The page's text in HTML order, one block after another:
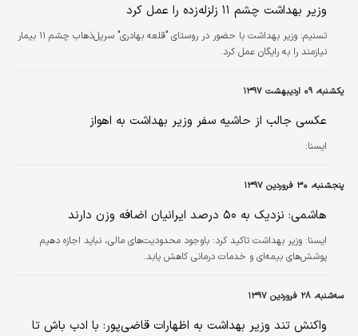
وزیر بهداشت چشم ۱۱ زلزله‌زده را عمل کرد
تسنیم:
وزیر بهداشت با حضور در روستای "قلعه بهادری" سرپل‌ذهاب چشم ۱۱ بیمار
نیازمند را به رایگان عمل کرد.
یکشنبه، ۰۹ اردیبهشت ۱۳۹۷
عکسی جالب از حاشیه سفر وزیر بهداشت به اهواز
ايسنا:
پنجشنبه، ۳۰ فروردین ۱۳۹۷
هاشمی: نزدیک به ۵۰ درصد ایرانیان اضافه وزن دارند
ايسنا: وزیر بهداشت تاکید کرد: باوجود محدودیت‌های مالی، نباید اجازه دهیم
پوشش‌های بیمه‌ای و خدمات درمانی کاهش یابد.
سه‌شنبه، ۲۸ فروردین ۱۳۹۷
واکنش تند وزیر بهداشت به اظهارات قاضی‌پور: با ادب باش تا